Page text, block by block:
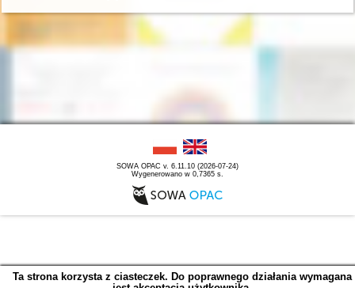
SOWA OPAC v. 6.11.10 (2026-07-24)
Wygenerowano w 0,7365 s.
Ta strona korzysta z ciasteczek. Do poprawnego działania wymagana